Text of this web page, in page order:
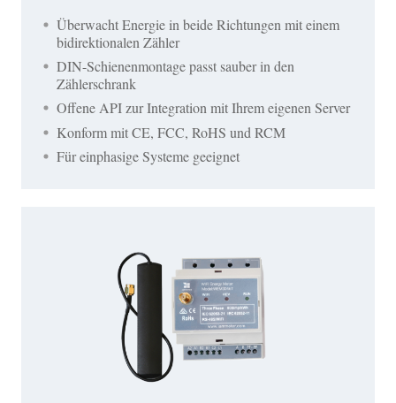
Überwacht Energie in beide Richtungen mit einem
bidirektionalen Zähler
DIN-Schienenmontage passt sauber in den
Zählerschrank
Offene API zur Integration mit Ihrem eigenen Server
Konform mit CE, FCC, RoHS und RCM
Für einphasige Systeme geeignet